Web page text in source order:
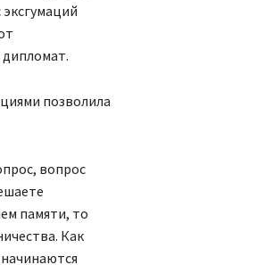
дипломат.
позволила
вопрос
памяти, то
Как